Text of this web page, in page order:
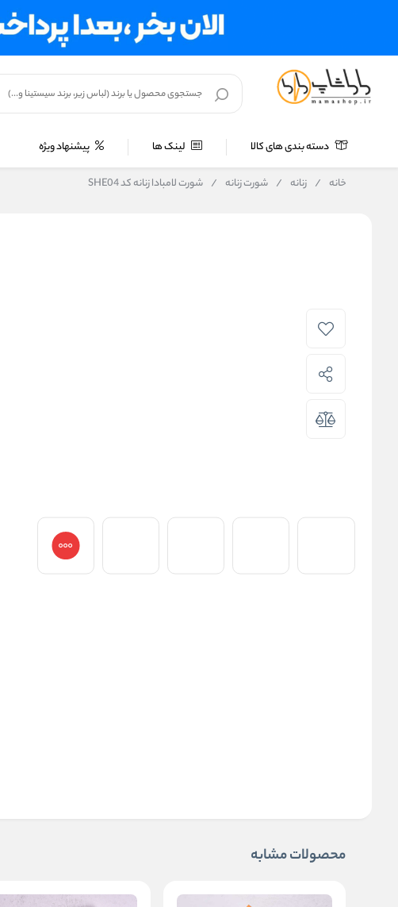
دسته بندی های کالا لینک ها پیشنهاد ویژه
خانه / زنانه / شورت زنانه / شورت لامبادا زنانه کد SHE04
محصولات مشابه